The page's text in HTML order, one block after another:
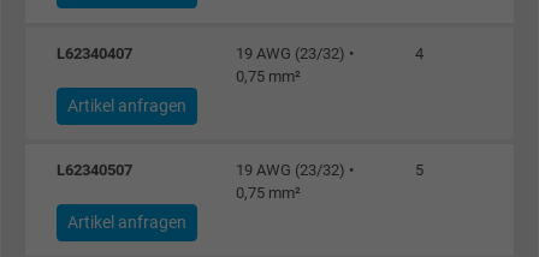
L62340407
19 AWG (23/32) •
0,75 mm²
4
Artikel anfragen
L62340507
19 AWG (23/32) •
0,75 mm²
5
Artikel anfragen